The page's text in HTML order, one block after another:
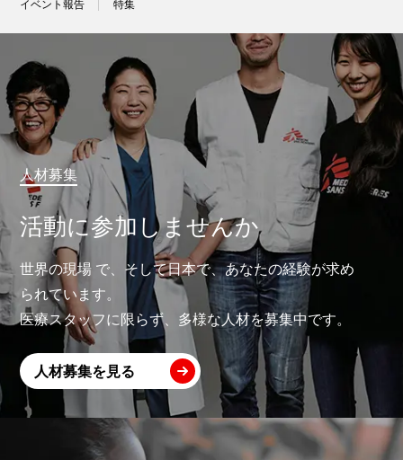
イベント報告 特集
人材募集
活動に参加しませんか
世界の現場 で、そして日本で、あなたの経験が求め
られています。
医療スタッフに限らず、多様な人材を募集中です。
人材募集を見る